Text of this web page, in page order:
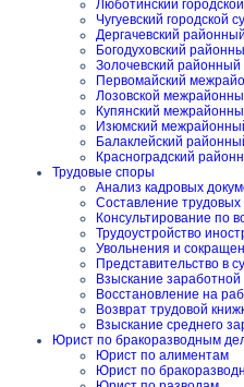
Люботинский
Чугуевский городской
Дергачевский
Богодуховский
Золочевский районный
Первомайский
Лозовской
Купянский
Изюмский
Балаклейский
Красноградский
Трудовые споры
Анализ кадровых
Составление трудовых
Консультирование по
Трудоустройство
Увольнения и
Представительство в
Взыскание
Восстановление на
Возврат трудовой
Взыскание среднего
Юрист по бракоразводным
Юрист по алиментам
Юрист по